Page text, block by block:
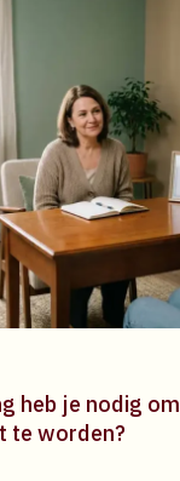
heb je nodig om
te worden?